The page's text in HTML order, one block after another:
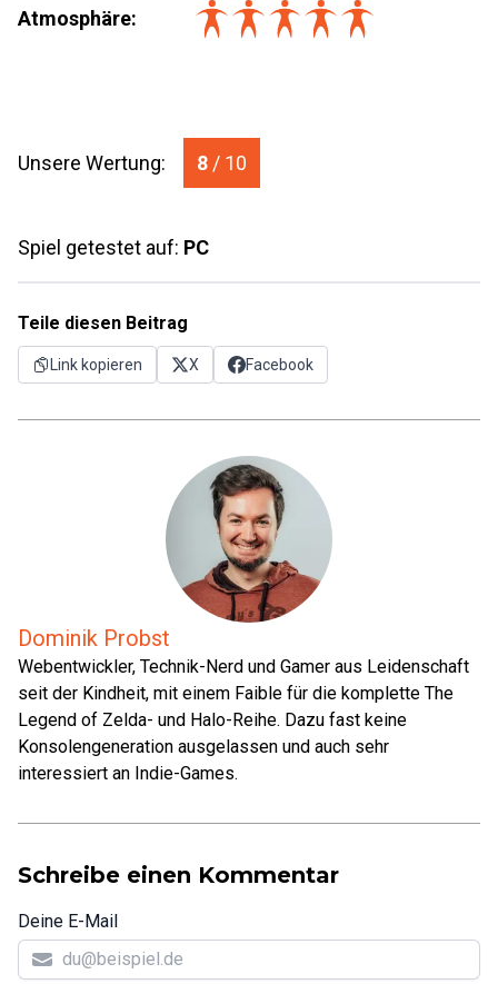
Atmosphäre:
Unsere Wertung: 8 / 10
Spiel getestet auf: PC
Teile diesen Beitrag
Link kopieren X Facebook
Dominik Probst
Webentwickler, Technik-Nerd und Gamer aus Leidenschaft
seit der Kindheit, mit einem Faible für die komplette The
Legend of Zelda- und Halo-Reihe. Dazu fast keine
Konsolengeneration ausgelassen und auch sehr
interessiert an Indie-Games.
Schreibe einen Kommentar
Deine E-Mail